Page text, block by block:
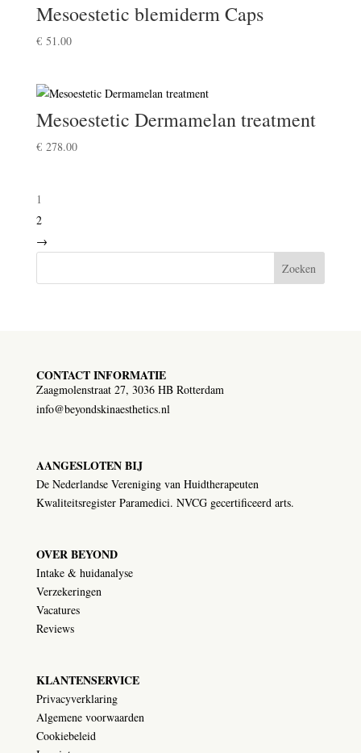
Mesoestetic blemiderm Caps
€51.00
Mesoestetic Dermamelan treatment
€278.00
1
2
→
Zoeken
CONTACT INFORMATIE
Zaagmolenstraat 27, 3036 HB Rotterdam
info@beyondskinaesthetics.nl
AANGESLOTEN BIJ
De Nederlandse Vereniging van Huidtherapeuten
Kwaliteitsregister Paramedici. NVCG gecertificeerd arts.
OVER BEYOND
Intake & huidanalyse
Verzekeringen
Vacatures
Reviews
KLANTENSERVICE
Privacyverklaring
Algemene voorwaarden
Cookiebeleid